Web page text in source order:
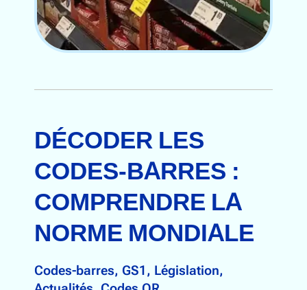
DÉCODER LES
CODES-BARRES :
COMPRENDRE LA
NORME MONDIALE
Codes-barres, GS1, Législation